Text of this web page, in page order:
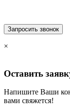
×
Оставить
Напишите Ваши
вами свяжется!